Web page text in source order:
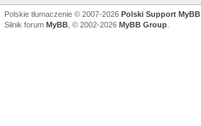
Polskie tłumaczenie © 2007-2026 Polski Support MyBB
Silnik forum MyBB , © 2002-2026 MyBB Group